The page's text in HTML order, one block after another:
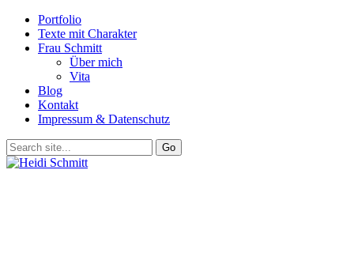
Portfolio
Texte mit Charakter
Frau Schmitt
Über mich
Vita
Blog
Kontakt
Impressum & Datenschutz